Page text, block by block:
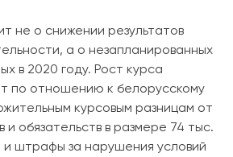
не о снижении результатов
а о незапланированных
в 2020 году. Рост курса
по отношению к белорусскому
курсовым разницам от
и обязательств в размере 74 тыс.
и штрафы за нарушения условий